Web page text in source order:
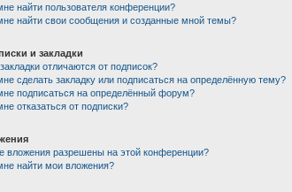
найти пользователя конференции?
найти свои сообщения и созданные мной темы?
и закладки
отличаются от подписок?
сделать закладку или подписаться на определённую тему?
подписаться на определённый форум?
отказаться от подписки?
вложения разрешены на этой конференции?
найти мои вложения?